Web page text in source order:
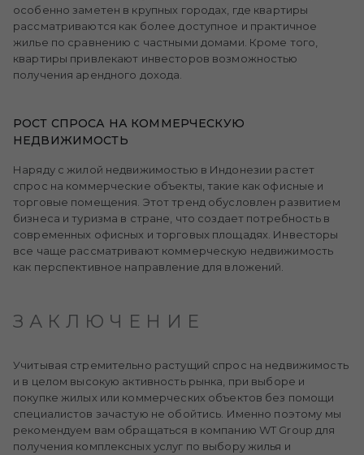
особенно заметен в крупных городах, где квартиры
рассматриваются как более доступное и практичное
жилье по сравнению с частными домами. Кроме того,
квартиры привлекают инвесторов возможностью
получения арендного дохода.
РОСТ СПРОСА НА КОММЕРЧЕСКУЮ
НЕДВИЖИМОСТЬ
Наряду с жилой недвижимостью в Индонезии растет
спрос на коммерческие объекты, такие как офисные и
торговые помещения. Этот тренд обусловлен развитием
бизнеса и туризма в стране, что создает потребность в
современных офисных и торговых площадях. Инвесторы
все чаще рассматривают коммерческую недвижимость
как перспективное направление для вложений.
ЗАКЛЮЧЕНИЕ
Учитывая стремительно растущий спрос на недвижимость
и в целом высокую активность рынка, при выборе и
покупке жилых или коммерческих объектов без помощи
специалистов зачастую не обойтись. Именно поэтому мы
рекомендуем вам обращаться в компанию WT Group для
получения комплексных услуг по выбору жилья и